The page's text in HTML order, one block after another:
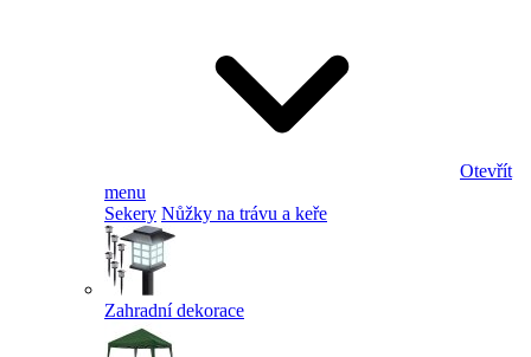
Otevřít
menu
Sekery Nůžky na trávu a keře
Zahradní dekorace